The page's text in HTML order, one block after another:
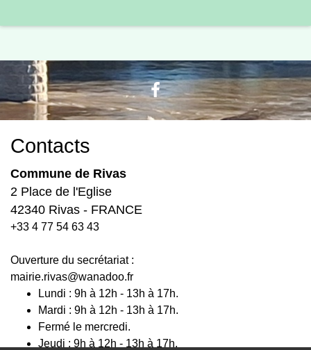
Contacts
Commune de Rivas
2 Place de l'Eglise
42340 Rivas - FRANCE
+33 4 77 54 63 43
Ouverture du secrétariat :
mairie.rivas@wanadoo.fr
Lundi : 9h à 12h - 13h à 17h.
Mardi : 9h à 12h - 13h à 17h.
Fermé le mercredi.
Jeudi : 9h à 12h - 13h à 17h.